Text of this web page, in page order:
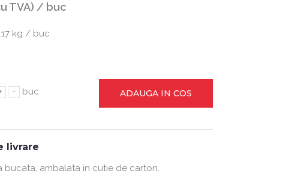
TVA) / buc
kg / buc
- buc ADAUGA IN COS
livrare
bucata, ambalata in cutie de carton.